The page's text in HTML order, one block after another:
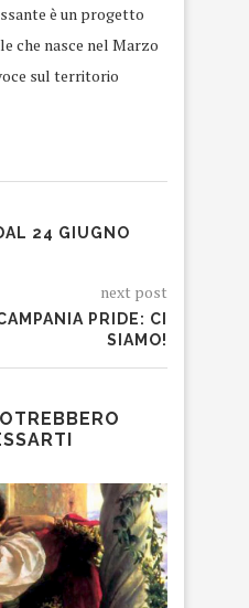
è un progetto
che nasce nel Marzo
sul territorio
24 GIUGNO
next post
PRIDE: CI
SIAMO!